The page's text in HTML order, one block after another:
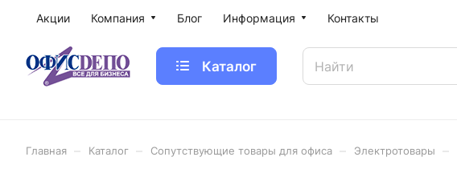
Акции Компания Блог Информация Контакты
Каталог
Главная Каталог Сопутствующие товары для офиса Электротовары